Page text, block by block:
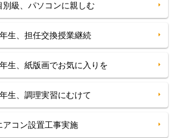
別級、パソコンに親しむ
生、担任交換授業継続
生、紙版画でお気に入りを
生、調理実習にむけて
コン設置工事実施